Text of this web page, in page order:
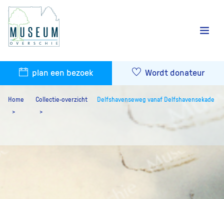
plan een bezoek Wordt donateur
Home Collectie-overzicht Delfshavenseweg vanaf Delfshavensekade